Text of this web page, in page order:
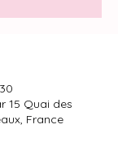
15 Quai des
France